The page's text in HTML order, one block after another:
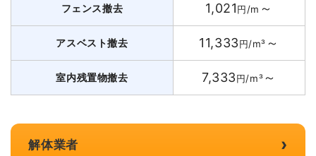
フェンス撤去 1,021円/m ～
アスベスト撤去 11,333円/m³ ～
室内残置物撤去 7,333円/m³～
解体業者 ›